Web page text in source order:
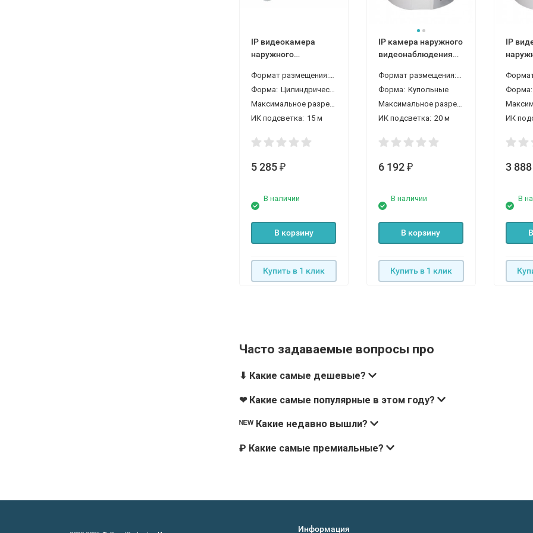
IP видеокамера
наружного
ORVP7022
Форма: Цилиндрические
2550*1440 4 Мп
ИК подсветка: 15 м
5 285 ₽
В наличии
В корзину
Купить в 1 клик
IP камера наружного
видеонаблюдения
Формат размещения:
Форма: Купольные
Максимальное разрешение:
2550*1440 4
ИК подсветка: 20 м
6 192 ₽
В наличии
В корзину
Купить в 1 клик
IP
Форма:
ИК
3 888
В
Часто задаваемые вопросы про
⬇ Какие самые дешевые?
❤ Какие самые популярные в этом году?
ᴺᴱᵂ Какие недавно вышли?
₽ Какие самые премиальные?
Информация